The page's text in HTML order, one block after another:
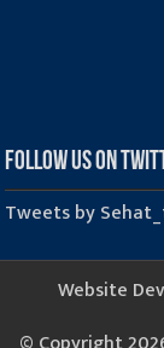
Follow us on
Tweets by
Website